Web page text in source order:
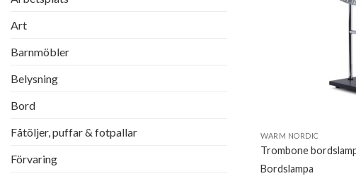
Art
Barnmöbler
Belysning
Bord
Fåtöljer, puffar & fotpallar
Förvaring
WARM NORDIC
Trombone
Bordslampa